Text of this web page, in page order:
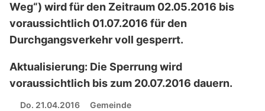
Weg“) wird für den Zeitraum 02.05.2016 bis
voraussichtlich 01.07.2016 für den
Durchgangsverkehr voll gesperrt.
Aktualisierung: Die Sperrung wird
voraussichtlich bis zum 20.07.2016 dauern.
Do. 21.04.2016 Gemeinde